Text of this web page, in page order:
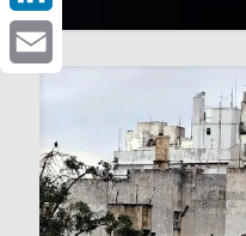
LinkedIn